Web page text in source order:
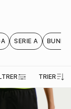
SERIE A
TRIER